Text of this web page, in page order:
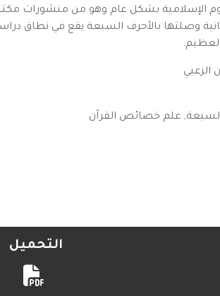
بشكل عام وهو من منشورات مكتبة
وصلتها بالأحرف السبعة يقع في نطاق
الزعبي
, علم خصائص القرآن
التحميل